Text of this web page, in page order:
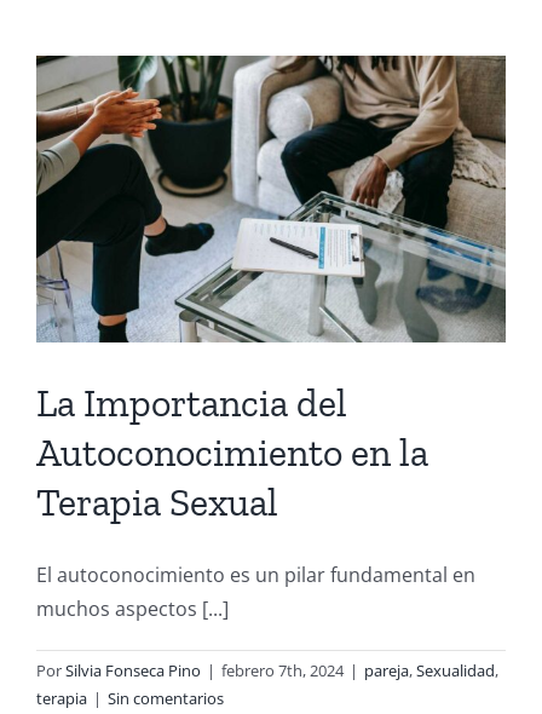
La Importancia del
Autoconocimiento en la
Terapia Sexual
El autoconocimiento es un pilar fundamental en
muchos aspectos [...]
PorSilvia Fonseca Pino | febrero 7th, 2024 | pareja,Sexualidad,
terapia | Sin comentarios